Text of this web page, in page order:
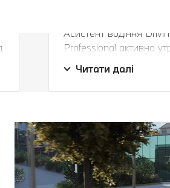
Ваш особистий
Асистент водіння
Professional активно
руху на швидкості до
зберігає дистанцію. В
випадках ваш BMW
продовжить рух.
допомога, особливо в
зупинками.
Читати далі